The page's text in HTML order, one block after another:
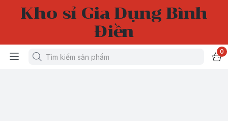
Kho sỉ Gia Dụng Bình
Điền
0